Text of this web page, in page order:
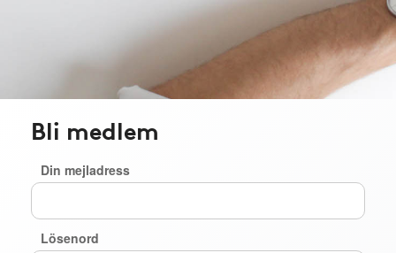
Bli medlem
Din mejladress
Lösenord